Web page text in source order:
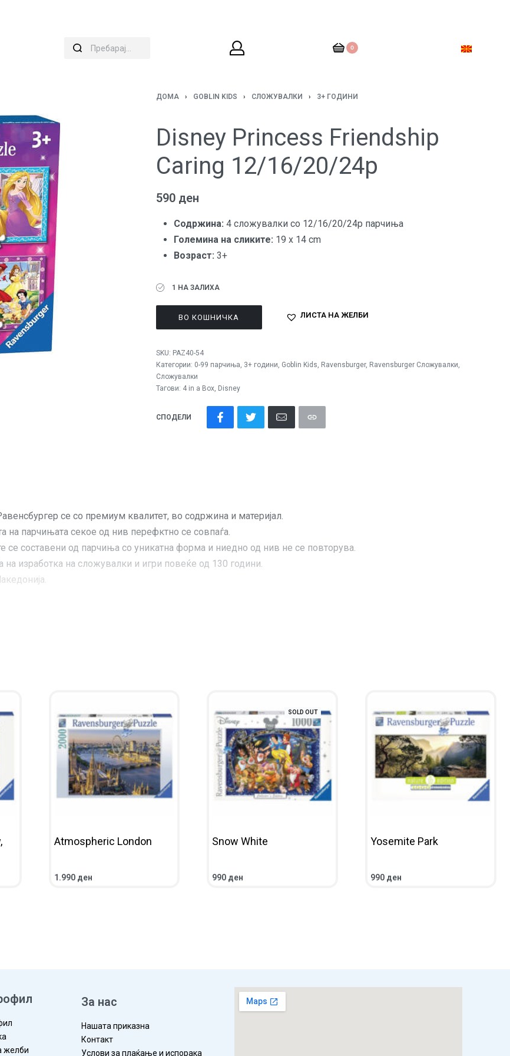
0
ДОМА › GOBLIN KIDS › СЛОЖУВАЛКИ › 3+ ГОДИНИ
Disney Princess Friendship
Caring 12/16/20/24p
590 ден
Содржина: 4 сложувалки со 12/16/20/24p парчиња
Големина на сликите: 19 x 14 cm
Возраст: 3+
1 НА ЗАЛИХА
ВО КОШНИЧКА ЛИСТА НА ЖЕЛБИ
SKU: PAZ40-54
Категории: 0-99 парчиња, 3+ години, Goblin Kids, Ravensburger, Ravensburger Сложувалки,
Сложувалки
Тагови: 4 in a Box, Disney
СПОДЕЛИ
се со премиум квалитет, во содржина и материјал.
парчињата секое од нив перефктно се совпаѓа.
составени од парчиња со уникатна форма и ниедно од нив не се повторува.
изработка на сложувалки и игри повеќе од 130 години.
Atmospheric London
1.990 ден
SOLD OUT
Snow White
990 ден
Yosemite Park
990 ден
желби
За нас
Нашата приказна
Контакт
Услови за плаќање и испорака